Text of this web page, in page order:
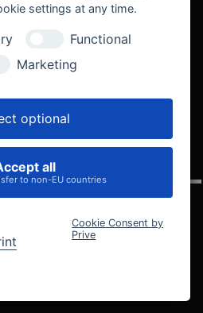
AUTOMOTIVE
Velocity Automotive
settings at any time.
Functional
Marketing
optional
all
to non-EU countries
Cookie Consent by
Prive